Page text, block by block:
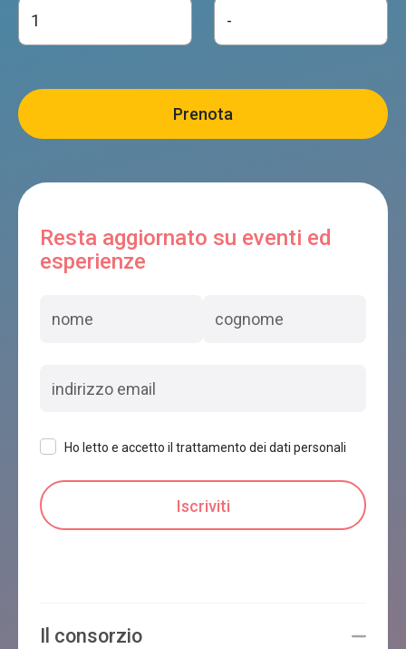
Resta aggiornato su eventi ed
esperienze
Ho letto e accetto il trattamento dei dati personali
Il consorzio